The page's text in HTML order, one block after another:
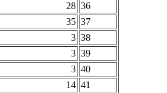
28 36
35 37
3 38
3 39
3 40
14 41